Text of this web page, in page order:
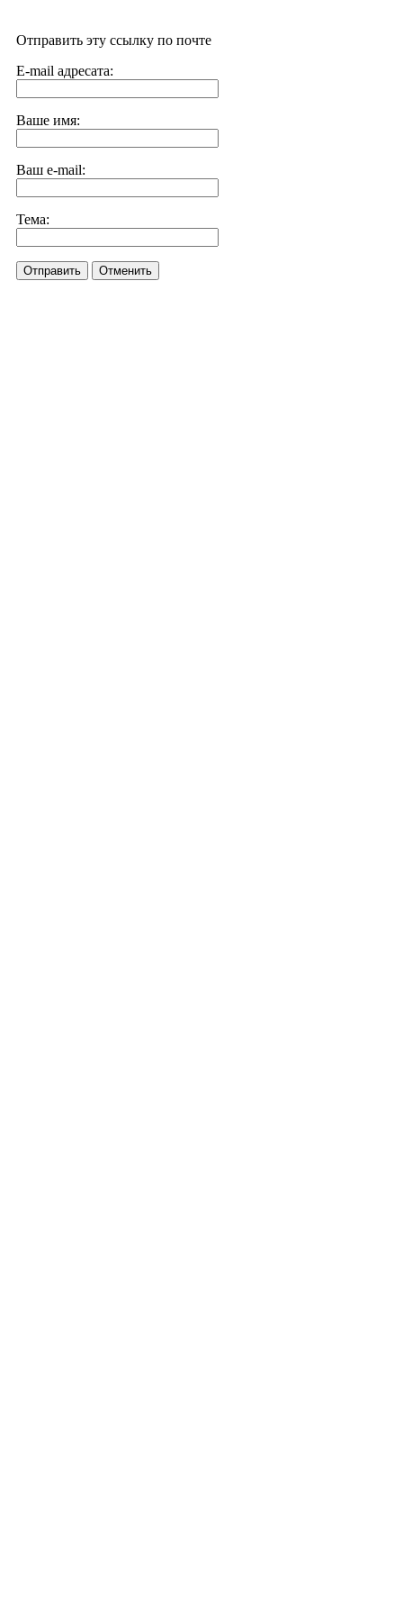
Отправить эту ссылку по почте
E-mail адресата:
Ваше имя:
Ваш e-mail:
Тема:
Отправить Отменить